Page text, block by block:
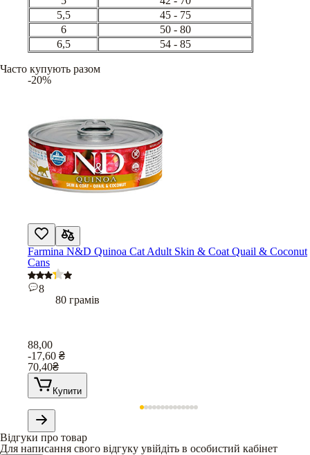
5,5
45 - 75
6
50 - 80
6,5
54 - 85
Часто купують разом
-20%
Farmina N&D Quinoa Cat Adult Skin & Coat Quail & Coconut
Cans
8
80 грамів
88,00
-17,60 ₴
70,40₴
Купити
Відгуки про товар
Для написання свого відгуку увійдіть в особистий кабінет